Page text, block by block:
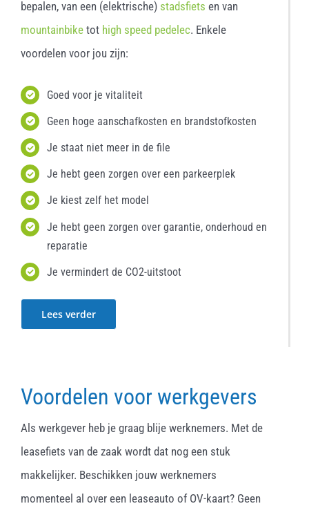
bepalen, van een (elektrische) stadsfiets en van
mountainbiketot high speed pedelec. Enkele
voordelen voor jou zijn:
Goed voor je vitaliteit
Geen hoge aanschafkosten en brandstofkosten
Je staat niet meer in de file
Je hebt geen zorgen over een parkeerplek
Je kiest zelf het model
Je hebt geen zorgen over garantie, onderhoud en
reparatie
Je vermindert de CO2-uitstoot
Lees verder
Voordelen voor werkgevers
Als werkgever heb je graag blije werknemers. Met de
leasefiets van de zaak wordt dat nog een stuk
makkelijker. Beschikken jouw werknemers
momenteel al over een leaseauto of OV-kaart? Geen